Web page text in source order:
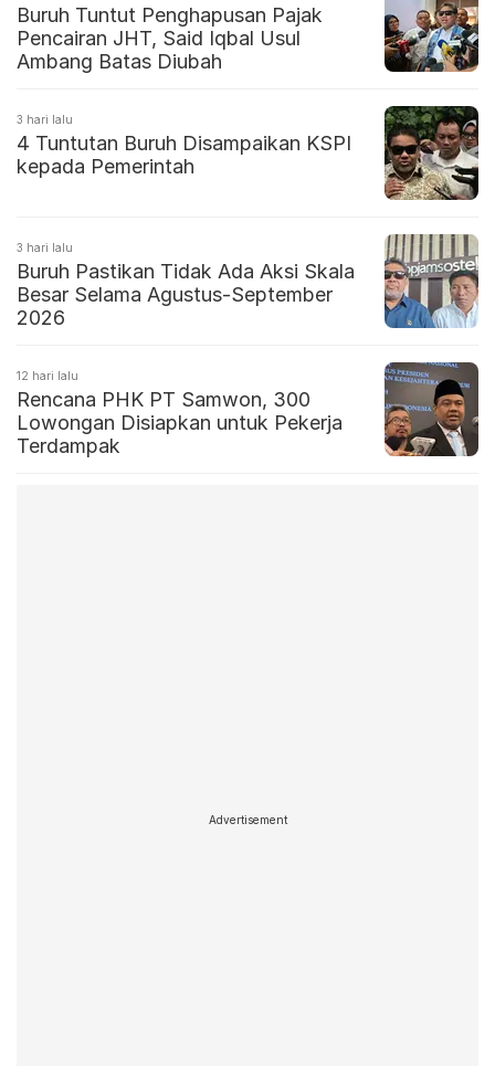
Buruh Tuntut Penghapusan Pajak
Pencairan JHT, Said Iqbal Usul
Ambang Batas Diubah
3 hari lalu
4 Tuntutan Buruh Disampaikan KSPI
kepada Pemerintah
3 hari lalu
Buruh Pastikan Tidak Ada Aksi Skala
Besar Selama Agustus-September
2026
12 hari lalu
Rencana PHK PT Samwon, 300
Lowongan Disiapkan untuk Pekerja
Terdampak
Advertisement